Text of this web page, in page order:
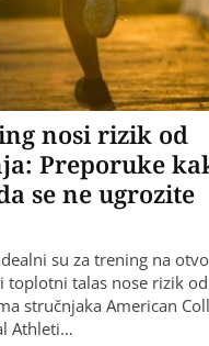
nosi rizik od
Preporuke
se ne ugrozite
su za trening na
toplotni talas nose rizik
stručnjaka American
Athleti…